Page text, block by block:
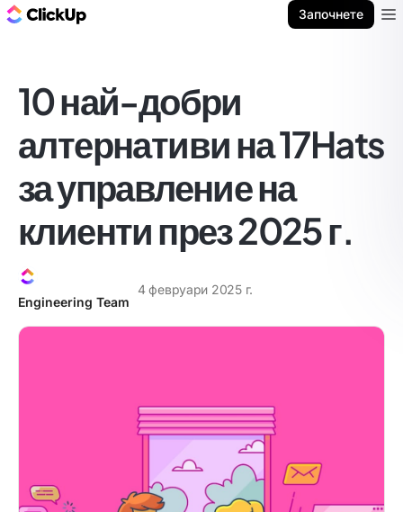
Започнете
10 най-добри
алтернативи на 17Hats
за управление на
клиенти през 2025 г.
Engineering Team
4 февруари 2025 г.